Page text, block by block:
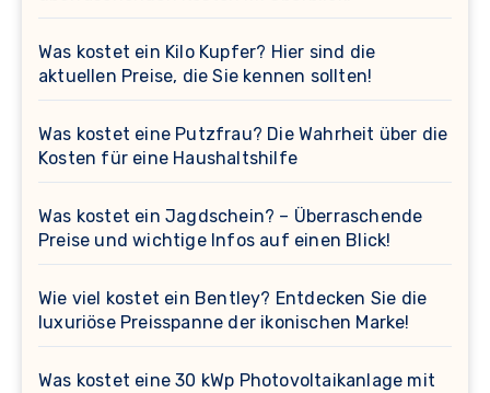
Was kostet ein Kilo Kupfer? Hier sind die
aktuellen Preise, die Sie kennen sollten!
Was kostet eine Putzfrau? Die Wahrheit über die
Kosten für eine Haushaltshilfe
Was kostet ein Jagdschein? – Überraschende
Preise und wichtige Infos auf einen Blick!
Wie viel kostet ein Bentley? Entdecken Sie die
luxuriöse Preisspanne der ikonischen Marke!
Was kostet eine 30 kWp Photovoltaikanlage mit